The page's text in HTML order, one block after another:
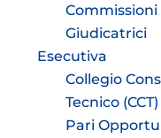
Commissioni
Giudicatrici
Esecutiva
Collegio
Tecnico (CCT)
Pari